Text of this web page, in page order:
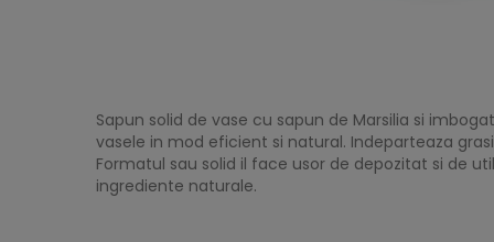
Sapun solid de vase cu sapun de Marsilia si
vasele in mod eficient si natural. Indeparteaza
Formatul sau solid il face usor de depozitat si de
ingrediente naturale.